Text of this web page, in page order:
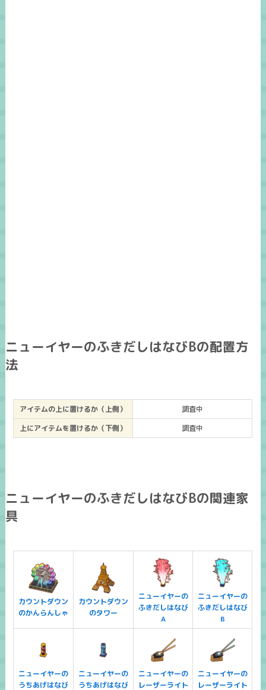
ニューイヤーのふきだしはなびBの配置方
法
アイテムの上に置けるか（上側）
調査中
上にアイテムを置けるか（下側）
調査中
ニューイヤーのふきだしはなびBの関連家
具
カウントダウン
のかんらんしゃ
カウントダウン
のタワー
ニューイヤーの
ふきだしはなび
A
ニューイヤーの
ふきだしはなび
B
ニューイヤーの
うちあげはなび
ニューイヤーの
うちあげはなび
ニューイヤーの
レーザーライト
ニューイヤーの
レーザーライト